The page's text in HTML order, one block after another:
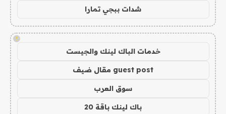
شدات ببجي تمارا
!
خدمات الباك لينك والجيست
guest post مقال ضيف
سوق العرب
باك لينك باقة 20